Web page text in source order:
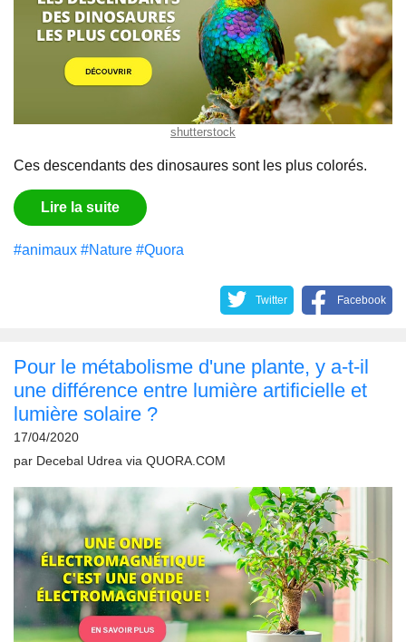
shutterstock
Ces descendants des dinosaures sont les plus colorés.
Lire la suite
#animaux #Nature #Quora
Twitter Facebook
Pour le métabolisme d'une plante, y a-t-il
une différence entre lumière artificielle et
lumière solaire ?
17/04/2020
par Decebal Udrea via QUORA.COM